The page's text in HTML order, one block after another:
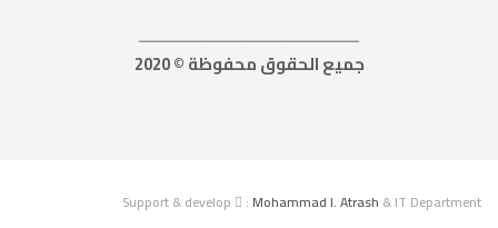
ــــــــــــــــــــــــــــــــــــــــــــــــــــــــــــــــــ
جميع الحقوق محفوظة © 2020
Support & develop :Mohammad I. Atrash & IT Department